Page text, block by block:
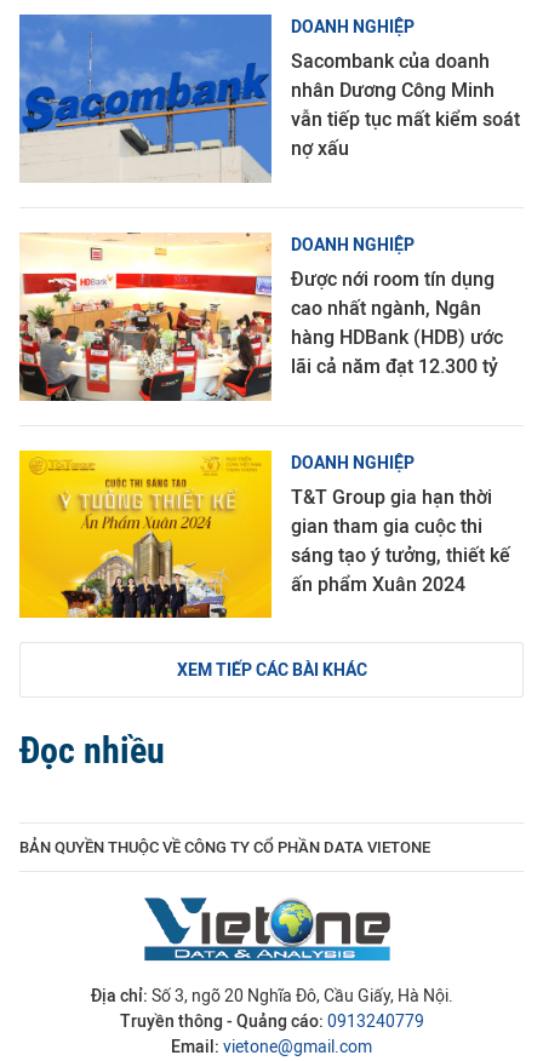
DOANH NGHIỆP
Sacombank của doanh
nhân Dương Công Minh
vẫn tiếp tục mất kiểm soát
nợ xấu
DOANH NGHIỆP
Được nới room tín dụng
cao nhất ngành, Ngân
hàng HDBank (HDB) ước
lãi cả năm đạt 12.300 tỷ
DOANH NGHIỆP
T&T Group gia hạn thời
gian tham gia cuộc thi
sáng tạo ý tưởng, thiết kế
ấn phẩm Xuân 2024
XEM TIẾP CÁC BÀI KHÁC
Đọc nhiều
BẢN QUYỀN THUỘC VỀ CÔNG TY CỔ PHẦN DATA VIETONE
Địa chỉ: Số 3, ngõ 20 Nghĩa Đô, Cầu Giấy, Hà Nội.
Truyền thông - Quảng cáo: 0913240779
Email: vietone@gmail.com